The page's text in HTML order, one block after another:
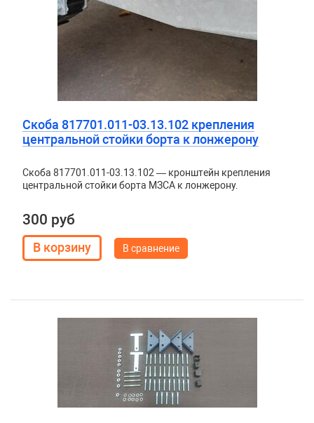
Скоба 817701.011-03.13.102 крепления
центральной стойки борта к лонжерону
Скоба 817701.011-03.13.102 — кронштейн крепления
центральной стойки борта МЗСА к лонжерону.
300 руб
В сравнение